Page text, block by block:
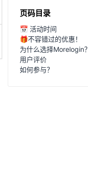
页码目录
📅 活动时间
🎁不容错过的优惠！
为什么选择Morelogin？
用户评价
如何参与？